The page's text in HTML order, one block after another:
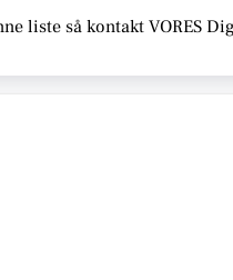
liste så kontakt VORES